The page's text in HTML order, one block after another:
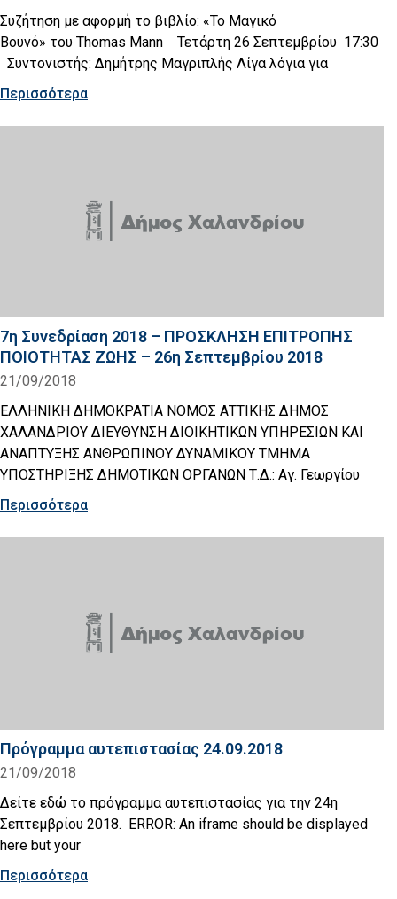
Συζήτηση με αφορμή το βιβλίο: «Το Μαγικό
Βουνό» του Thomas Mann Τετάρτη 26 Σεπτεμβρίου 17:30
Συντονιστής: Δημήτρης Μαγριπλής Λίγα λόγια για
Περισσότερα
7η Συνεδρίαση 2018 – ΠΡΟΣΚΛΗΣΗ ΕΠΙΤΡΟΠΗΣ
ΠΟΙΟΤΗΤΑΣ ΖΩΗΣ – 26η Σεπτεμβρίου 2018
21/09/2018
ΕΛΛΗΝΙΚΗ ΔΗΜΟΚΡΑΤΙΑ ΝΟΜΟΣ ΑΤΤΙΚΗΣ ΔΗΜΟΣ
ΧΑΛΑΝΔΡΙΟΥ ΔΙΕΥΘΥΝΣΗ ΔΙΟΙΚΗΤΙΚΩΝ ΥΠΗΡΕΣΙΩΝ ΚΑΙ
ΑΝΑΠΤΥΞΗΣ ΑΝΘΡΩΠΙΝΟΥ ΔΥΝΑΜΙΚΟΥ ΤΜΗΜΑ
ΥΠΟΣΤΗΡΙΞΗΣ ΔΗΜΟΤΙΚΩΝ ΟΡΓΑΝΩΝ Τ.Δ.: Αγ. Γεωργίου
Περισσότερα
Πρόγραμμα αυτεπιστασίας 24.09.2018
21/09/2018
Δείτε εδώ το πρόγραμμα αυτεπιστασίας για την 24η
Σεπτεμβρίου 2018. ERROR: An iframe should be displayed
here but your
Περισσότερα